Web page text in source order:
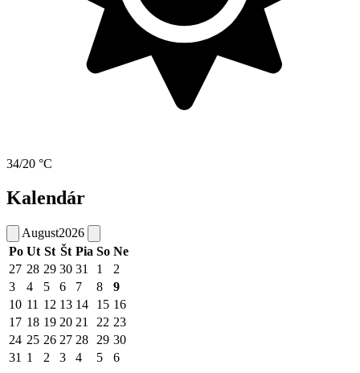
34/20 °C
Kalendár
August2026
Po Ut St Št Pia So Ne
27 28 29 30 31 1
2
3
4 5 6 7 8
9
10 11 12 13 14 15 16
17 18 19 20 21 22 23
24 25 26 27 28 29 30
31 1 2 3 4 5 6